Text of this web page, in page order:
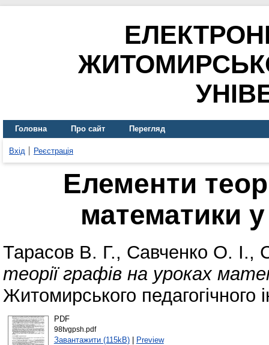
Головна Про сайт Перегляд
Вхід Реєстрація
Елементи
математики
Тарасов В. Г., Савченко О. І.,
теорії графів на уроках
Житомирського
PDF
98tvgpsh.pdf
Завантажити (115kB)| Preview